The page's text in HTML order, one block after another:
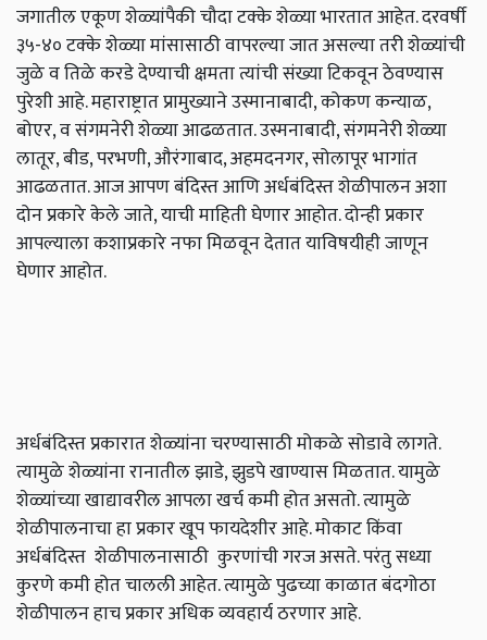
जगातील एकूण शेळ्यांपैकी चौदा टक्के शेळ्या भारतात आहेत. दरवर्षी
३५-४० टक्के शेळ्या मांसासाठी वापरल्या जात असल्या तरी शेळ्यांची
जुळे व तिळे करडे देण्याची क्षमता त्यांची संख्या टिकवून ठेवण्यास
पुरेशी आहे. महाराष्ट्रात प्रामुख्याने उस्मानाबादी, कोकण कन्याळ,
बोएर, व संगमनेरी शेळ्या आढळतात. उस्मनाबादी, संगमनेरी शेळ्या
लातूर, बीड, परभणी, औरंगाबाद, अहमदनगर, सोलापूर भागांत
आढळतात. आज आपण बंदिस्त आणि अर्धबंदिस्त शेळीपालन अशा
दोन प्रकारे केले जाते, याची माहिती घेणार आहोत. दोन्ही प्रकार
आपल्याला कशाप्रकारे नफा मिळवून देतात याविषयीही जाणून
घेणार आहोत.
अर्धबंदिस्त प्रकारात शेळ्यांना चरण्यासाठी मोकळे सोडावे लागते.
त्यामुळे शेळ्यांना रानातील झाडे, झुडपे खाण्यास मिळतात. यामुळे
शेळ्यांच्या खाद्यावरील आपला खर्च कमी होत असतो. त्यामुळे
शेळीपालनाचा हा प्रकार खूप फायदेशीर आहे. मोकाट किंवा
अर्धबंदिस्त शेळीपालनासाठी कुरणांची गरज असते. परंतु सध्या
कुरणे कमी होत चालली आहेत. त्यामुळे पुढच्या काळात बंदगोठा
शेळीपालन हाच प्रकार अधिक व्यवहार्य ठरणार आहे.